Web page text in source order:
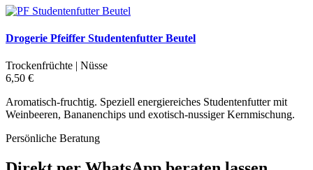
Drogerie Pfeiffer Studentenfutter Beutel
Trockenfrüchte | Nüsse
6,50 €
Aromatisch-fruchtig. Speziell energiereiches Studentenfutter mit
Weinbeeren, Bananenchips und exotisch-nussiger Kernmischung.
Persönliche Beratung